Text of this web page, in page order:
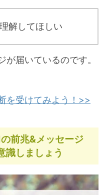
解してほしい
が届いているのです。
を受けてみよう！>>
前兆&メッセージ
識しましょう